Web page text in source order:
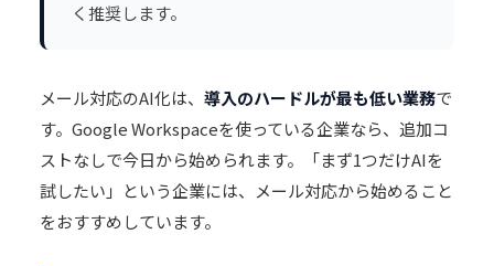
く推奨します。
メール対応のAI化は、 導入のハードルが最も低い業務で
す。Google Workspaceを使っている企業なら、追加コ
ストなしで今日から始められます。「まず1つだけAIを
試したい」という企業には、メール対応から始めること
をおすすめしています。